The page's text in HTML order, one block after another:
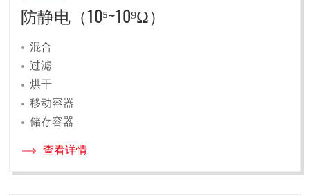
防静电（10⁵~10⁹Ω）
混合
过滤
烘干
移动容器
储存容器
查看详情